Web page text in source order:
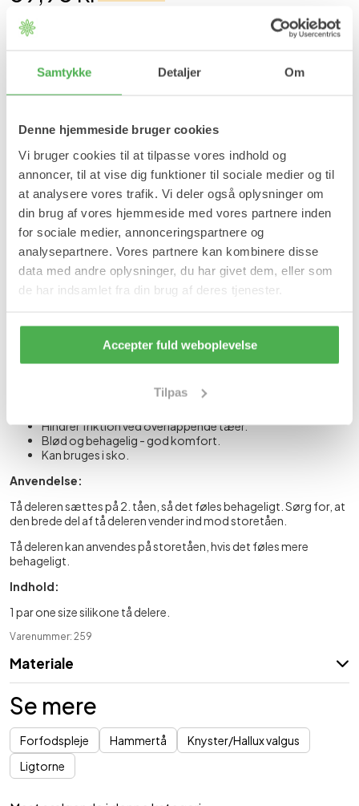
Samtykke Detaljer Om
Denne hjemmeside bruger cookies
Vi bruger cookies til at tilpasse vores indhold og
annoncer, til at vise dig funktioner til sociale medier og til
at analysere vores trafik. Vi deler også oplysninger om
din brug af vores hjemmeside med vores partnere inden
for sociale medier, annonceringspartnere og
analysepartnere. Vores partnere kan kombinere disse
data med andre oplysninger, du har givet dem, eller som
de har indsamlet fra din brug af deres tjenester.
Accepter fuld weboplevelse
Tilpas
Størrelse
På lager
Forventet leveringstid:1-2 hverdage
Produktinformation
Tå deler i silikone er fremstillet i en blød silikone, der er velegnet til
brug ved hammertå, overlappende tæer og hallux valgus/skæv
storetå.
Tå deleren sørger for at holde storetåen på plads samtidig med,
at den retter 2. tåen ud.
Reducerer smerter ved overlappende tæer.
Sørger for at holde storetåen på plads ved forekomst af
hallux valgus/skæv storetå.
Strækker 2. tåen ved forekomst af hammertå.
Hindrer friktion ved overlappende tæer.
Blød og behagelig - god komfort.
Kan bruges i sko.
Anvendelse:
Tå deleren sættes på 2. tåen, så det føles behageligt. Sørg for, at
den brede del af tå deleren vender ind mod storetåen.
Tå deleren kan anvendes på storetåen, hvis det føles mere
behageligt.
Indhold:
1 par one size silikone tå delere.
Varenummer: 259
Materiale
Se mere
Forfodspleje Hammertå
Knyster/Hallux valgus
Ligtorne